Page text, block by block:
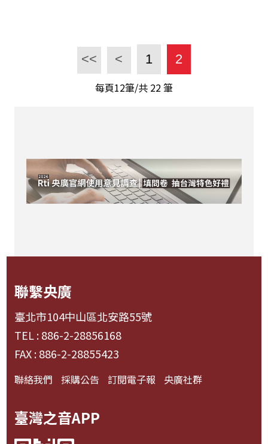
<< < 1 2
每頁12筆/共 22筆
聯繫央廣
臺北市104中山區北安路55號
TEL : 886-2-28856168
FAX : 886-2-28855423
聯絡我們 採購公告 訂閱電子報 央廣社群
臺灣之音APP